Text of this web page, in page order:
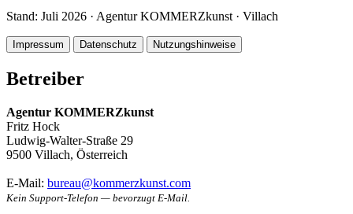
Stand: Juli 2026 · Agentur KOMMERZkunst · Villach
Impressum Datenschutz Nutzungshinweise
Betreiber
Agentur KOMMERZkunst
Fritz Hock
Ludwig-Walter-Straße 29
9500 Villach, Österreich
E-Mail: bureau@kommerzkunst.com
Kein Support-Telefon — bevorzugt E-Mail.